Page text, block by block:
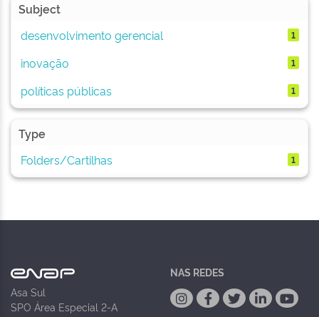
Subject
desenvolvimento gerencial
1
inovação 1
políticas públicas 1
Type
Folders/Cartilhas
1
Asa Sul
SPO Área Especial 2-A
NAS REDES